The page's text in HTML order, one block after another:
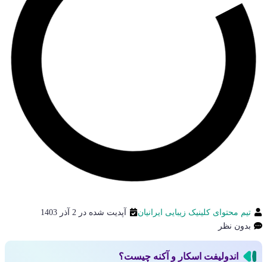
تیم محتوای کلینیک زیبایی ایرانیان
آپدیت شده در 2 آذر 1403
بدون نظر
اندولیفت اسکار و آکنه چیست؟